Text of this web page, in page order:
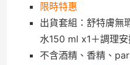
限時特惠
出貨套組：舒特膚無
水150 ml x1＋調理
不含酒精、香精、